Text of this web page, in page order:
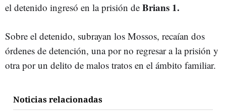
el detenido ingresó en la prisión de Brians 1.
Sobre el detenido, subrayan los Mossos, recaían dos
órdenes de detención, una por no regresar a la prisión y
otra por un delito de malos tratos en el ámbito familiar.
Noticias relacionadas